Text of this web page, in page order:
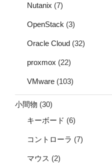
Nutanix (7)
OpenStack (3)
Oracle Cloud (32)
proxmox (22)
VMware (103)
小間物 (30)
キーボード (6)
コントローラ (7)
マウス (2)